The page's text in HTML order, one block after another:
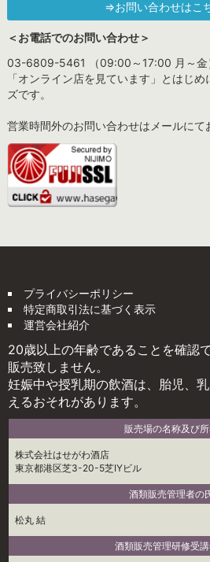
⇒お問い合わせはこ
＜お電話でのお問い合わせ＞
03-6809-5461 （09:00～17:00 月～金
「オンライン店を見ています」とはじ
ズです。
営業時間外のお問い合わせはメールにて
プライバシーポリシー
特定商取引法に基づく表示
運営会社紹介
20歳以上の年齢であることを確認
販売致しません。
妊娠中や授乳期の飲酒は、胎児、
えるおそれがあります。
販売場の名称及び
株式会社はせがわ酒店
東京都港区芝3-20-5芝IYビル
酒類販売管理者の
松丸 結
酒類販売管理研修受